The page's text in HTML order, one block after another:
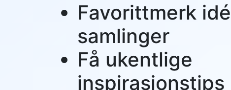
Favorittmerk
samlinger
Få ukentlige